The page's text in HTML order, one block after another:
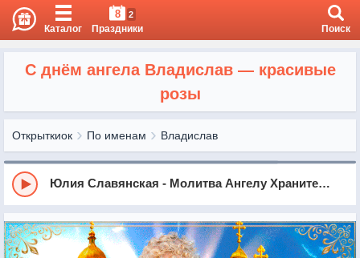
Каталог
8 2
Праздники Поиск
С днём ангела Владислав — красивые
розы
Открыткиок По именам Владислав
Юлия Славянская - Молитва Ангелу Хранителю